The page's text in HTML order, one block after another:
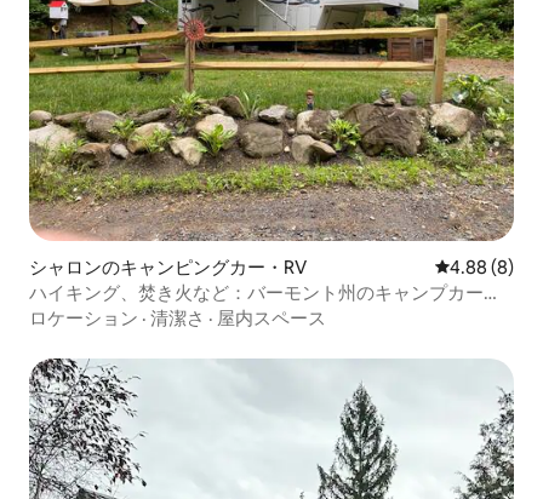
シャロンのキャンピングカー・RV レビュー8件
4.88 (8)
ハイキング、焚き火など：バーモント州のキャンプカーで
リトリート
ロケーション · 清潔さ · 屋内スペース